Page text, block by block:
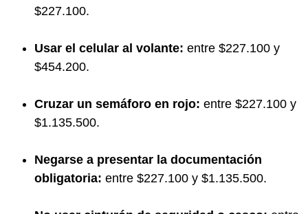
$227.100.
Usar el celular al volante: entre $227.100 y
$454.200.
Cruzar un semáforo en rojo: entre $227.100 y
$1.135.500.
Negarse a presentar la documentación
obligatoria: entre $227.100 y $1.135.500.